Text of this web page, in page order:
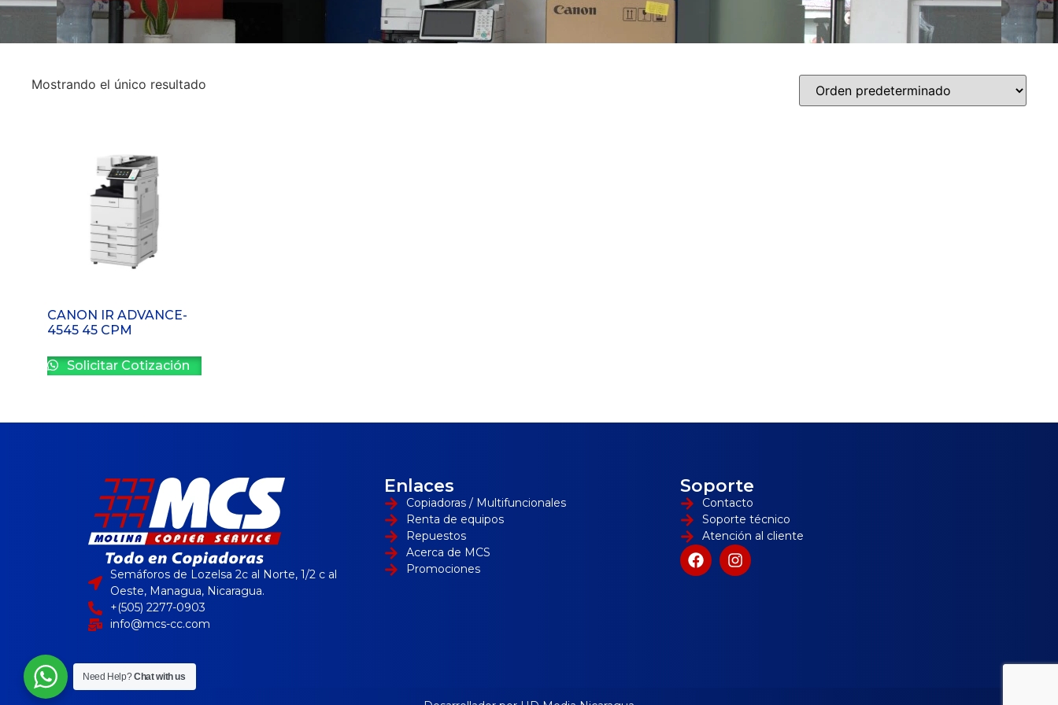
Mostrando el único resultado
CANON IR ADVANCE-
4545 45 CPM
Solicitar Cotización
Semáforos de Lozelsa 2c al Norte, 1/2 c al
Oeste, Managua, Nicaragua.
+(505) 2277-0903
info@mcs-cc.com
Enlaces
Copiadoras / Multifuncionales
Renta de equipos
Repuestos
Acerca de MCS
Promociones
Soporte
Contacto
Soporte técnico
Atención al cliente
Need Help?Chat with us